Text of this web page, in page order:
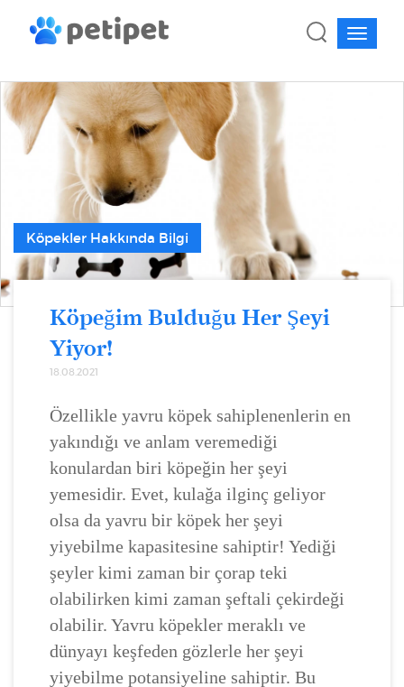
Köpekler Hakkında Bilgi
Köpeğim Bulduğu Her Şeyi
Yiyor!
18.08.2021
Özellikle yavru köpek sahiplenenlerin en
yakındığı ve anlam veremediği
konulardan biri köpeğin her şeyi
yemesidir. Evet, kulağa ilginç geliyor
olsa da yavru bir köpek her şeyi
yiyebilme kapasitesine sahiptir! Yediği
şeyler kimi zaman bir çorap teki
olabilirken kimi zaman şeftali çekirdeği
olabilir. Yavru köpekler meraklı ve
dünyayı keşfeden gözlerle her şeyi
yiyebilme potansiyeline sahiptir. Bu